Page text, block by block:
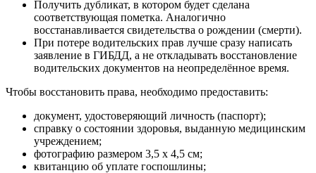
Получить дубликат, в котором будет сделана
соответствующая пометка. Аналогично
восстанавливается свидетельства о рождении (смерти).
При потере водительских прав лучше сразу написать
заявление в ГИБДД, а не откладывать восстановление
водительских документов на неопределённое время.
Чтобы восстановить права, необходимо предоставить:
документ, удостоверяющий личность (паспорт);
справку о состоянии здоровья, выданную медицинским
учреждением;
фотографию размером 3,5 х 4,5 см;
квитанцию об уплате госпошлины;